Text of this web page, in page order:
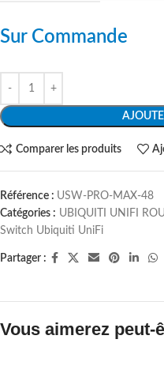
Sur Commande
Comparer les produits
Référence : USW-PRO-MAX-48
Catégories : UBIQUITI UNIFI
Switch Ubiquiti UniFi
Partager :
Vous aimerez